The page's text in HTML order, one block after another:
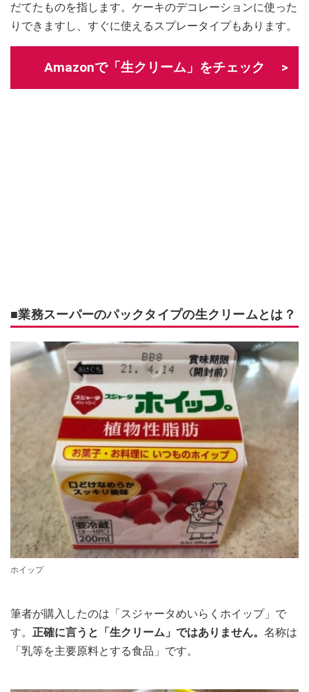
だてたものを指します。ケーキのデコレーションに使った
りできますし、すぐに使えるスプレータイプもあります。
Amazonで「生クリーム」をチェック
■業務スーパーのパックタイプの生クリームとは？
ホイップ
筆者が購入したのは「スジャータめいらくホイップ」で
す。 正確に言うと「生クリーム」ではありません。 名称は
「乳等を主要原料とする食品」です。